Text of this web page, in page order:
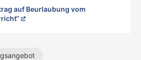
auf Beurlaubung vom